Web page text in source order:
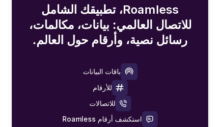
Roamless، تطبيقك الشامل
للاتصال العالمي: بيانات، مكالمات،
رسائل نصية، وأرقام حول العالم.
باقات البيانات
للأرقام
للاتصالات
استكشف أرقام Roamless